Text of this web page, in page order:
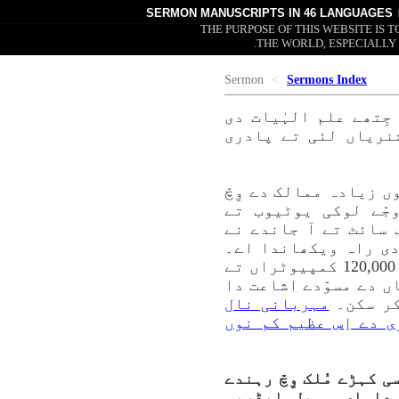
SERMON MANUSCRIPTS IN 46 LANGUAGES
THE PURPOSE OF THIS WEBSITE IS
THE WORLD,
Sermons Index
Sermon
علم الہٰیات دی
لئی تے پادری
اے مسوّدے تے ویڈیوز ہُن تقریباً 1,500,000 کمپیوٹراں تے 221 توں زیادہ ممالک دے وِچّ
لوکی یوٹیوب تے
سائٹ تے آ جاندے نے
راہ ویکھاندا اے۔
یوٹیوب لوکاں نوں ساڈی ویب سائٹ تے لے کے آندی اے۔ ہر مہینے تقریباً 120,000 کمپیوٹراں تے
دے مسوّدے اشاعت دا
سکن۔
مہربانی نال
دے اِس عظیم کم نوں
کہڑے مُلک وِچّ رہندے